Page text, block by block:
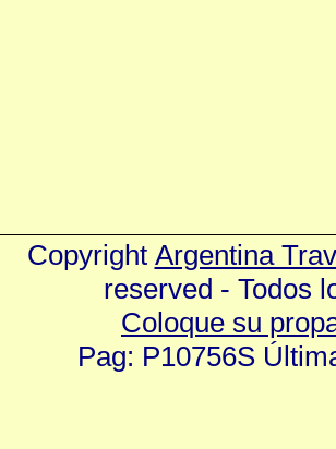
Copyright Argentina
reserved - Todos
Coloque su
Pag: P10756S